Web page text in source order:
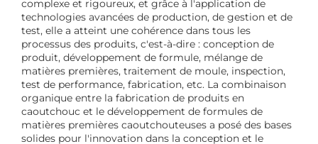
complexe et rigoureux, et grâce à l'application de
technologies avancées de production, de gestion et de
test, elle a atteint une cohérence dans tous les
processus des produits, c'est-à-dire : conception de
produit, développement de formule, mélange de
matières premières, traitement de moule, inspection,
test de performance, fabrication, etc. La combinaison
organique entre la fabrication de produits en
caoutchouc et le développement de formules de
matières premières caoutchouteuses a posé des bases
solides pour l'innovation dans la conception et le